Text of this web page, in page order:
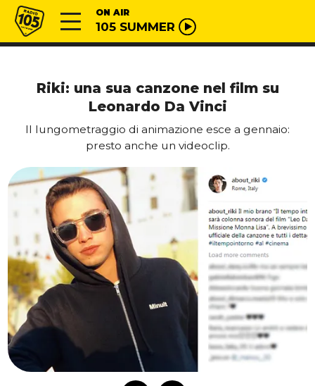
Vai al contenuto
Radio 105 ON AIR
105 SUMMER
Riki: una sua canzone nel film su
Leonardo Da Vinci
Il lungometraggio di animazione esce a gennaio:
presto anche un videoclip.